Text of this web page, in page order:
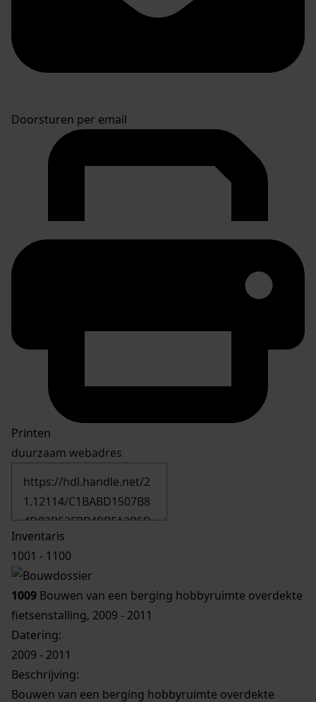
Doorsturen per email
Printen
duurzaam webadres
Inventaris
1001 - 1100
1009 Bouwen van een berging hobbyruimte overdekte
fietsenstalling, 2009 - 2011
Datering:
2009 - 2011
Beschrijving:
Bouwen van een berging hobbyruimte overdekte